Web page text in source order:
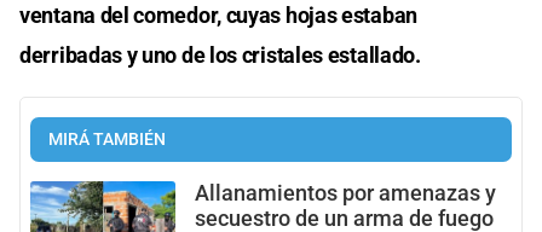
ventana del comedor, cuyas hojas estaban
derribadas y uno de los cristales estallado.
MIRÁ TAMBIÉN
Allanamientos por amenazas y
secuestro de un arma de fuego